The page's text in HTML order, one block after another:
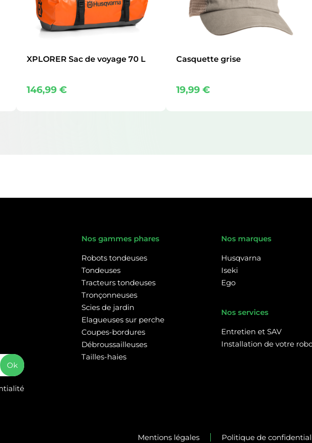
XPLORER Sac de voyage 70 L
146,99€
Casquette grise
19,99€
Nos gammes phares
Robots tondeuses
Tondeuses
Tracteurs tondeuses
Tronçonneuses
Scies de jardin
Elagueuses sur perche
Coupes-bordures
Débroussailleuses
Tailles-haies
Nos marques
Husqvarna
Iseki
Ego
Nos services
Entretien et SAV
Installation de votre
Mentions légales Politique de